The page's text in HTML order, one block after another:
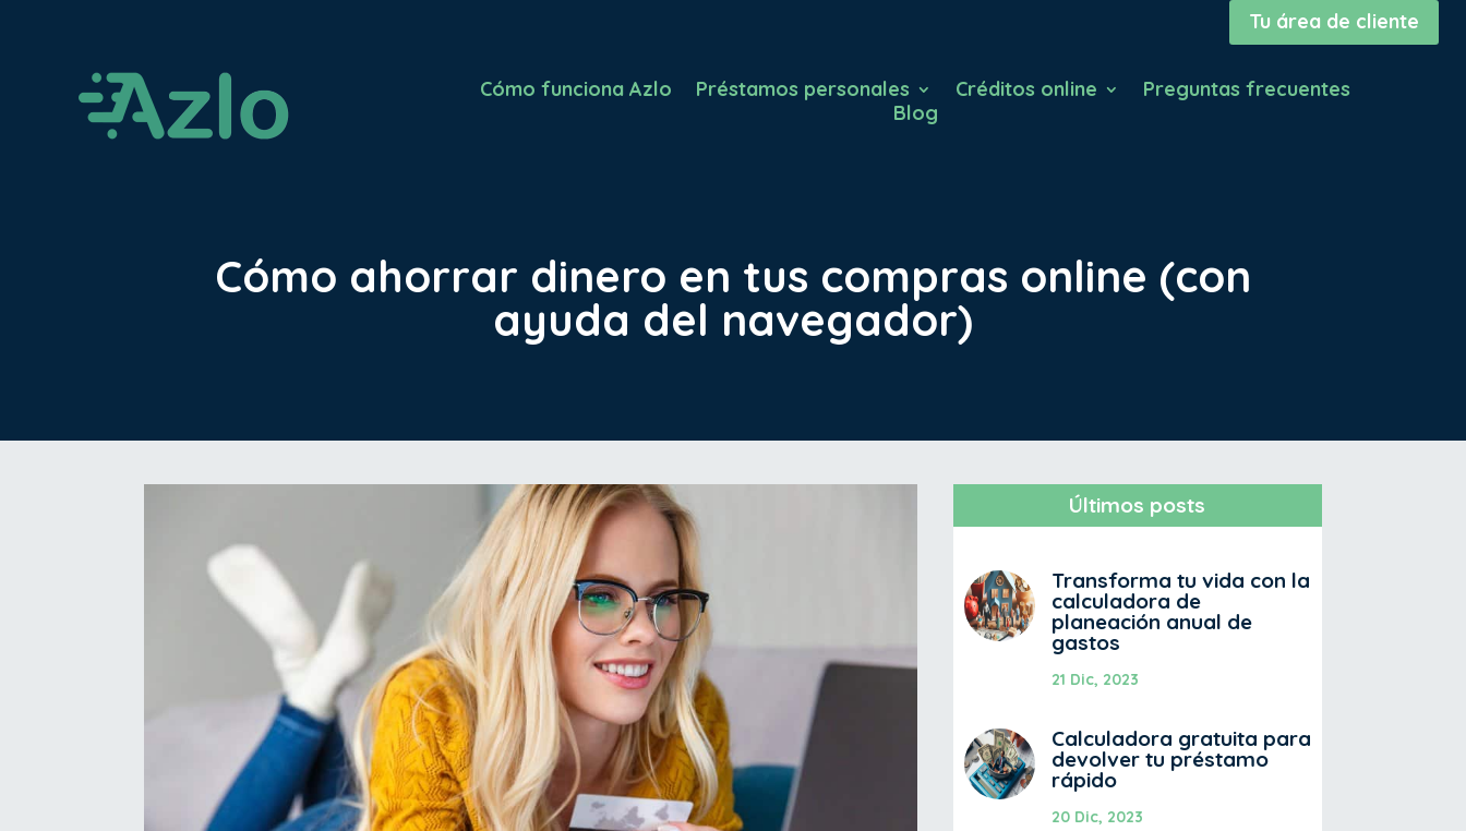
Tu área de cliente
Cómo funciona Azlo Préstamos personales Créditos online
Preguntas frecuentes
Blog
Cómo ahorrar dinero en tus compras online (con
ayuda del navegador)
Últimos posts
Transforma tu vida con la
calculadora de
planeación anual de
gastos
21 Dic, 2023
Calculadora gratuita para
devolver tu préstamo
rápido
20 Dic, 2023